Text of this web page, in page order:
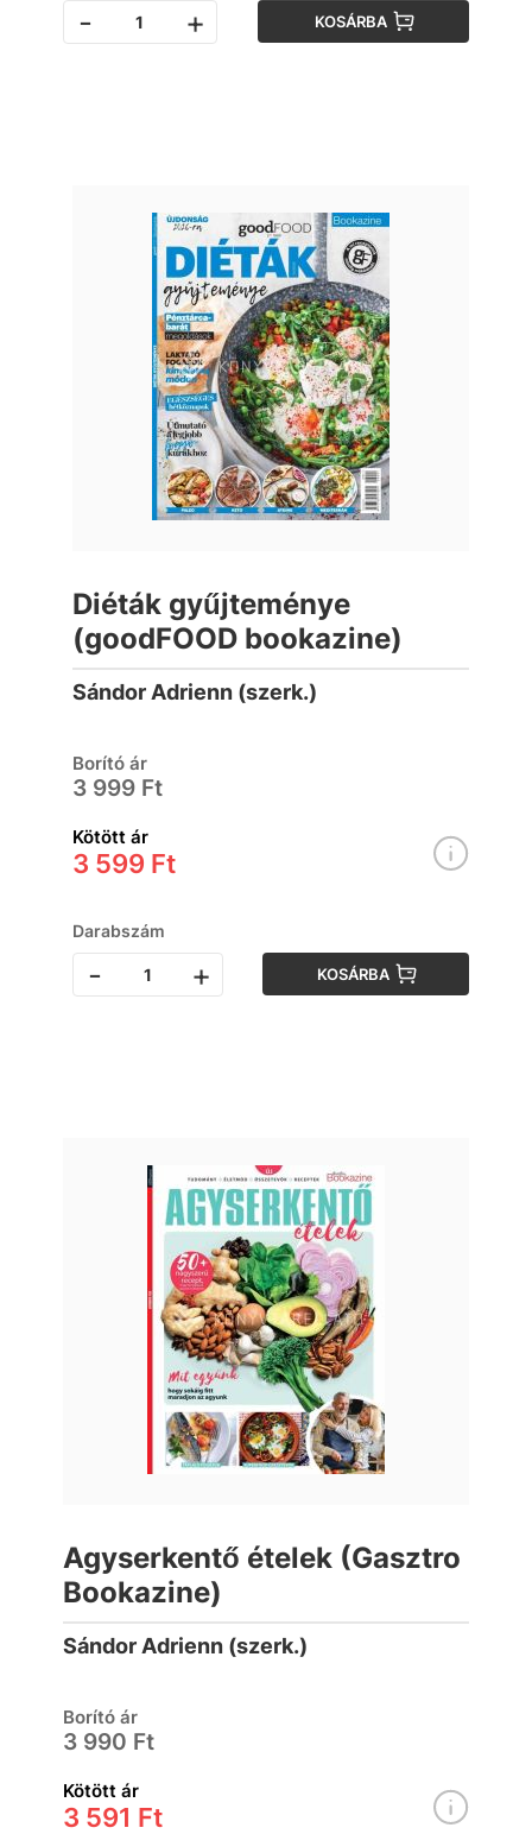
- + KOSÁRBA
Diéták gyűjteménye
(goodFOOD bookazine)
Sándor Adrienn (szerk.)
Borító ár
3 999 Ft
Kötött ár
3 599 Ft
Darabszám
- + KOSÁRBA
Agyserkentő ételek (Gasztro
Bookazine)
Sándor Adrienn (szerk.)
Borító ár
3 990 Ft
Kötött ár
3 591 Ft